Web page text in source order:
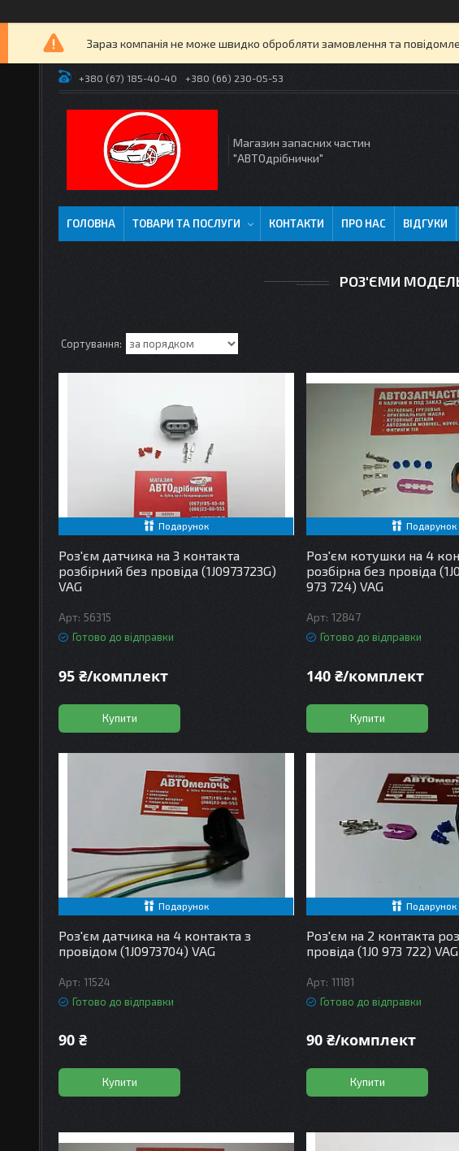
Зараз компанія не може швидко обробляти замовлення та
+380 (67) 185-40-40 +380 (66) 230-05-53
Магазин запасних частин
"АВТОдрібнички"
ГОЛОВНА ТОВАРИ ТА ПОСЛУГИ КОНТАКТИ ПРО НАС ВІДГУКИ
РОЗ'ЄМИ
Подарунок
Роз'єм датчика на 3 контакта
розбірний без провіда (1J0973723G)
VAG
56315
Готово до відправки
95 ₴/комплект
Купити
Подарунок
Роз'єм котушки на 4
розбірна без провіда
973 724) VAG
12847
Готово до відправки
140 ₴/комплект
Купити
Подарунок
Роз'єм датчика на 4 контакта з
провідом (1J0973704) VAG
11524
Готово до відправки
90 ₴
Купити
Подарунок
Роз'єм на 2 контакта
провіда (1J0 973 722) VAG
11181
Готово до відправки
90 ₴/комплект
Купити